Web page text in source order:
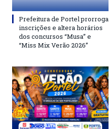
Prefeitura de Portel prorroga
inscrições e altera horários
dos concursos “Musa” e
“Miss Mix Verão 2026”